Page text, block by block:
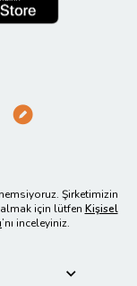
Şirketimizin
için lütfen Kişisel
’nı inceleyiniz.